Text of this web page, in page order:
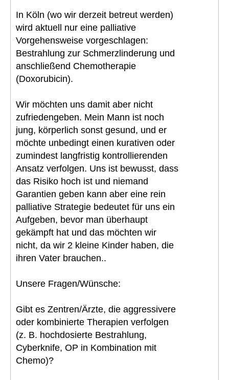
In Köln (wo wir derzeit betreut werden)
wird aktuell nur eine palliative
Vorgehensweise vorgeschlagen:
Bestrahlung zur Schmerzlinderung und
anschließend Chemotherapie
(Doxorubicin).
Wir möchten uns damit aber nicht
zufriedengeben. Mein Mann ist noch
jung, körperlich sonst gesund, und er
möchte unbedingt einen kurativen oder
zumindest langfristig kontrollierenden
Ansatz verfolgen. Uns ist bewusst, dass
das Risiko hoch ist und niemand
Garantien geben kann aber eine rein
palliative Strategie bedeutet für uns ein
Aufgeben, bevor man überhaupt
gekämpft hat und das möchten wir
nicht, da wir 2 kleine Kinder haben, die
ihren Vater brauchen..
Unsere Fragen/Wünsche:
Gibt es Zentren/Ärzte, die aggressivere
oder kombinierte Therapien verfolgen
(z. B. hochdosierte Bestrahlung,
Cyberknife, OP in Kombination mit
Chemo)?